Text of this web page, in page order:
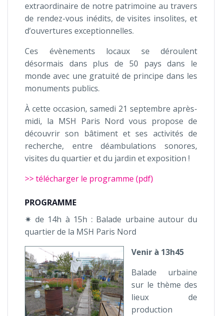
extraordinaire de notre patrimoine au travers
de rendez-vous inédits, de visites insolites, et
d’ouvertures exceptionnelles.
Ces évènements locaux se déroulent
désormais dans plus de 50 pays dans le
monde avec une gratuité de principe dans les
monuments publics.
À cette occasion, samedi 21 septembre après-
midi, la MSH Paris Nord vous propose de
découvrir son bâtiment et ses activités de
recherche, entre déambulations sonores,
visites du quartier et du jardin et exposition !
>> télécharger le programme (pdf)
PROGRAMME
✷ de 14h à 15h : Balade urbaine autour du
quartier de la MSH Paris Nord
Venir à 13h45
Balade urbaine
sur le thème des
lieux de
production